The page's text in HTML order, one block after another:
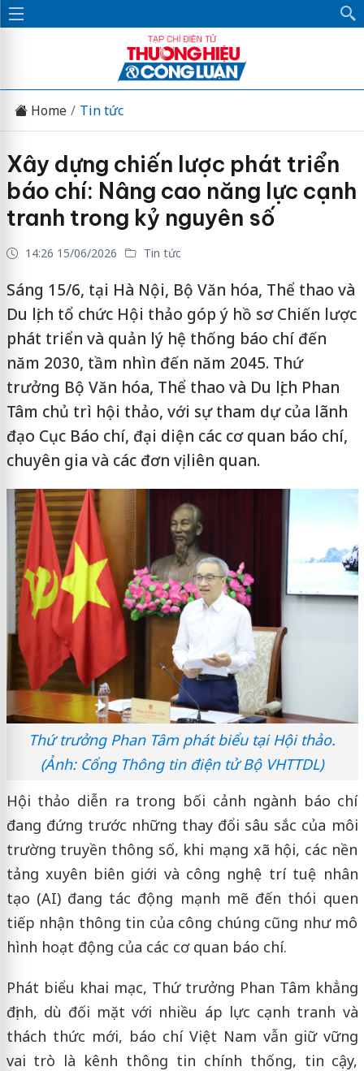
Home Tin tức
Xây dựng chiến lược phát triển
báo chí: Nâng cao năng lực cạnh
tranh trong kỷ nguyên số
14:26 15/06/2026 Tin tức
Sáng 15/6, tại Hà Nội, Bộ Văn hóa, Thể thao và
Du lịch tổ chức Hội thảo góp ý hồ sơ Chiến lược
phát triển và quản lý hệ thống báo chí đến
năm 2030, tầm nhìn đến năm 2045. Thứ
trưởng Bộ Văn hóa, Thể thao và Du lịch Phan
Tâm chủ trì hội thảo, với sự tham dự của lãnh
đạo Cục Báo chí, đại diện các cơ quan báo chí,
chuyên gia và các đơn vị liên quan.
Thứ trưởng Phan Tâm phát biểu tại Hội thảo.
(Ảnh: Cổng Thông tin điện tử Bộ VHTTDL)
Hội thảo diễn ra trong bối cảnh ngành báo chí
đang đứng trước những thay đổi sâu sắc của môi
trường truyền thông số, khi mạng xã hội, các nền
tảng xuyên biên giới và công nghệ trí tuệ nhân
tạo (AI) đang tác động mạnh mẽ đến thói quen
tiếp nhận thông tin của công chúng cũng như mô
hình hoạt động của các cơ quan báo chí.
Phát biểu khai mạc, Thứ trưởng Phan Tâm khẳng
định, dù đối mặt với nhiều áp lực cạnh tranh và
thách thức mới, báo chí Việt Nam vẫn giữ vững
vai trò là kênh thông tin chính thống, tin cậy,